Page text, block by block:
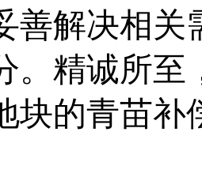
善解决相
。精诚所至
块的青苗补